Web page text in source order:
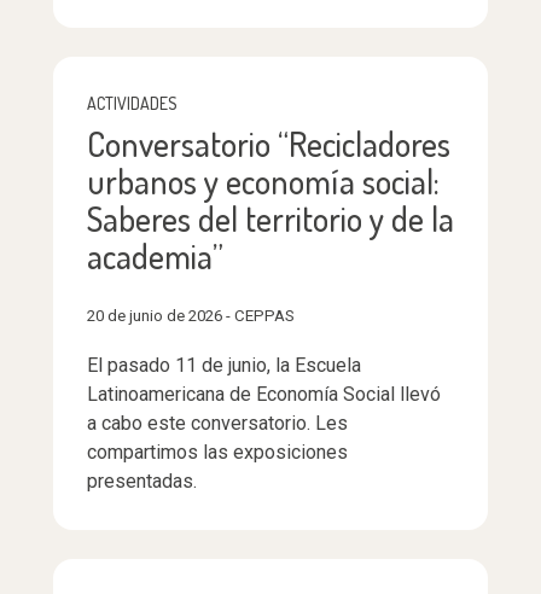
ACTIVIDADES
Conversatorio “Recicladores
urbanos y economía social:
Saberes del territorio y de la
academia”
20 de junio de 2026 - CEPPAS
El pasado 11 de junio, la Escuela
Latinoamericana de Economía Social llevó
a cabo este conversatorio. Les
compartimos las exposiciones
presentadas.